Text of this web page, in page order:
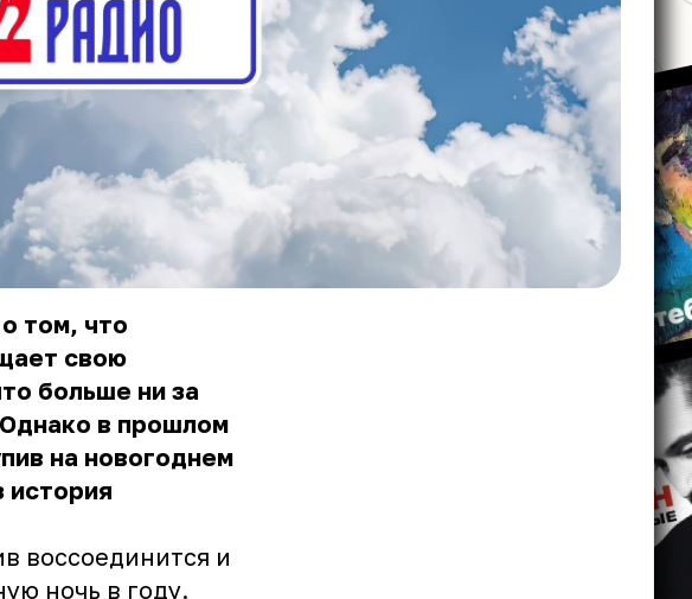
том, что
свою
больше ни за
в прошлом
на новогоднем
история
воссоединится и
ночь в году.